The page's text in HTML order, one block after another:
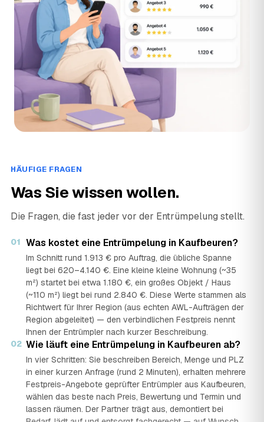
HÄUFIGE FRAGEN
Was Sie wissen wollen.
Die Fragen, die fast jeder vor der Entrümpelung stellt.
01 Was kostet eine Entrümpelung in Kaufbeuren?
Im Schnitt rund 1.913 € pro Auftrag, die übliche Spanne
liegt bei 620–4.140 €. Eine kleine kleine Wohnung (~35
m²) startet bei etwa 1.180 €, ein großes Objekt / Haus
(~110 m²) liegt bei rund 2.840 €. Diese Werte stammen als
Richtwert für Ihrer Region (aus echten AWL-Aufträgen der
Region abgeleitet) — den verbindlichen Festpreis nennt
Ihnen der Entrümpler nach kurzer Beschreibung.
02 Wie läuft eine Entrümpelung in Kaufbeuren ab?
In vier Schritten: Sie beschreiben Bereich, Menge und PLZ
in einer kurzen Anfrage (rund 2 Minuten), erhalten mehrere
Festpreis-Angebote geprüfter Entrümpler aus Kaufbeuren,
wählen das beste nach Preis, Bewertung und Termin und
lassen räumen. Der Partner trägt aus, demontiert bei